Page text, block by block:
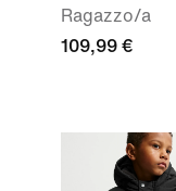
Ragazzo/a
109,99 €